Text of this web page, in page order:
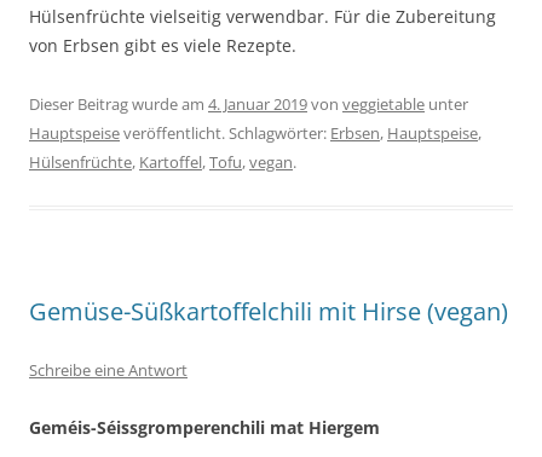
Hülsenfrüchte vielseitig verwendbar. Für die Zubereitung
von Erbsen gibt es viele Rezepte.
Dieser Beitrag wurde am 4. Januar 2019von veggietable unter
Hauptspeiseveröffentlicht. Schlagwörter: Erbsen, Hauptspeise,
Hülsenfrüchte, Kartoffel,Tofu,vegan.
Gemüse-Süßkartoffelchili mit Hirse (vegan)
Schreibe eine Antwort
Geméis-Séissgromperenchili mat Hiergem